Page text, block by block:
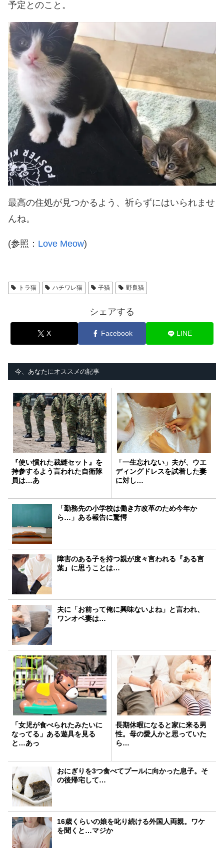
予定とのこと。
最高の住処が見つかるよう、祈らずにはいられませ
んね。
(参照： Love Meow)
トラ猫 ハチワレ猫 子猫 野良猫
シェアする
X Facebook LINE
今、あなたにオススメの記事
『使い慣れた裁縫セット』を
持参するよう言われた自衛隊
員は…あ
「一生忘れない」夫が、ウエ
ディングドレスを試着した妻
に対し…
「勤務先の小学校は働き方改革のため今年か
ら…」ある報告に驚愕
障害のある子を持つ親が度々言われる『ある言
葉』に思うことは…
夫に「お前って俺に興味ないよね」と言われ、
ワンオペ妻は…
「女児が食べられたみたいに
なってる」ある遊具を見る
と…あっ
長期休暇になると家に来る男
性。母の愛人かと思っていた
ら…
おにぎりを3つ食べてプールに向かった息子。そ
の後帰宅して…
16歳くらいの娘を叱り続ける外国人両親。ワケ
を聞くと…マジか